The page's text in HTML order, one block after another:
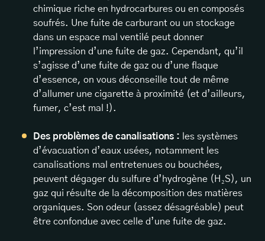
chimique riche en hydrocarbures ou en composés
soufrés. Une fuite de carburant ou un stockage
dans un espace mal ventilé peut donner
l’impression d’une fuite de gaz. Cependant, qu’il
s’agisse d’une fuite de gaz ou d’une flaque
d’essence, on vous déconseille tout de même
d’allumer une cigarette à proximité (et d’ailleurs,
fumer, c’est mal !).
Des problèmes de canalisations : les systèmes
d’évacuation d’eaux usées, notamment les
canalisations mal entretenues ou bouchées,
peuvent dégager du sulfure d’hydrogène (H₂S), un
gaz qui résulte de la décomposition des matières
organiques. Son odeur (assez désagréable) peut
être confondue avec celle d’une fuite de gaz.